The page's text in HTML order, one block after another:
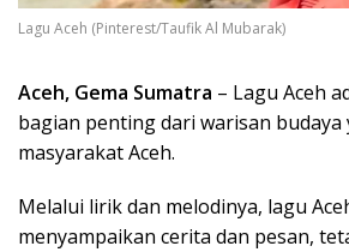
Lagu Aceh (Pinterest/Taufik Al Mubarak)
Aceh, Gema Sumatra – Lagu Aceh
bagian penting dari warisan budaya
masyarakat Aceh.
Melalui lirik dan melodinya, lagu
menyampaikan cerita dan pesan,